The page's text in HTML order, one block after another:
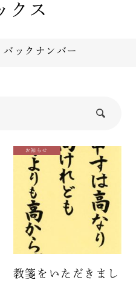
クス
お知らせ
教箋をいただきまし
バックナンバー